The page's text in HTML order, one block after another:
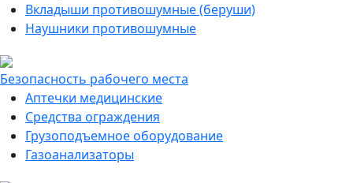
Вкладыши противошумные (беруши)
Наушники противошумные
Безопасность рабочего места
Аптечки медицинские
Средства ограждения
Грузоподъемное оборудование
Газоанализаторы